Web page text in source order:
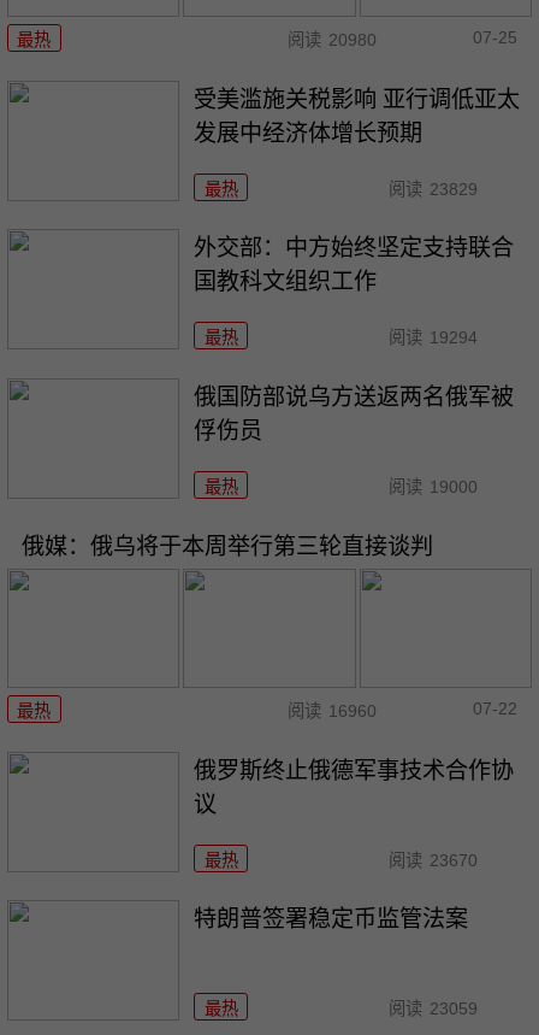
最热 阅读 20980 07-25
受美滥施关税影响 亚行调低亚太
发展中经济体增长预期
最热 阅读 23829
外交部：中方始终坚定支持联合
国教科文组织工作
最热 阅读 19294
俄国防部说乌方送返两名俄军被
俘伤员
最热 阅读 19000
俄媒：俄乌将于本周举行第三轮直接谈判
最热 阅读 16960 07-22
俄罗斯终止俄德军事技术合作协
议
最热 阅读 23670
特朗普签署稳定币监管法案
最热 阅读 23059